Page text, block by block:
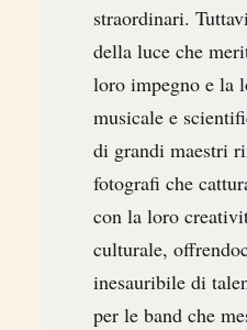
straordinari.
della luce che
loro impegno e la
musicale e
di grandi maestri
fotografi che
con la loro
culturale,
inesauribile di
per le band che